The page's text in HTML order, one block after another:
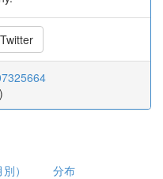
Twitter
)
） 分布